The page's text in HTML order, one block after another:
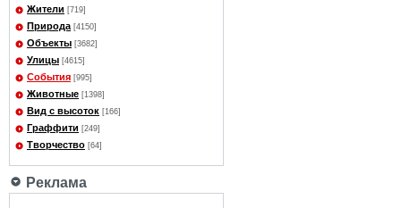
Жители [719]
Природа [4150]
Объекты [3682]
Улицы [4615]
События [995]
Животные [1398]
Вид с высоток [166]
Граффити [249]
Творчество [64]
Реклама